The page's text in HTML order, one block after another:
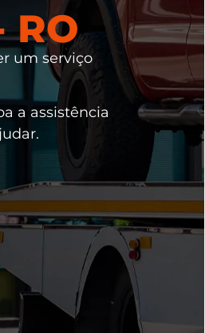
RO
um serviço
a assistência